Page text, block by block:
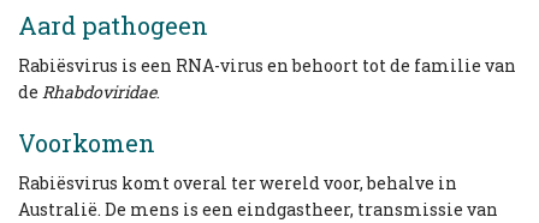
Aard pathogeen
Rabiësvirus is een RNA-virus en behoort tot de familie van
de Rhabdoviridae.
Voorkomen
Rabiësvirus komt overal ter wereld voor, behalve in
Australië. De mens is een eindgastheer, transmissie van